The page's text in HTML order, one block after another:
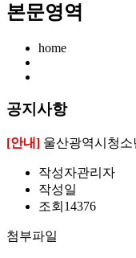
본문영역
home
공지사항
[안내] 울산광역시청
작성자관리자
작성일
조회 14376
첨부파일